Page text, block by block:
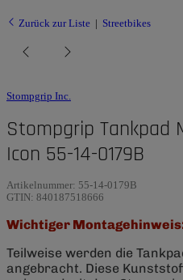
Zurück zur Liste Streetbikes
Stompgrip Inc.
Stompgrip Tankpad
Icon 55-14-0179B
Artikelnummer: 55-14-0179B
GTIN: 840187518666
Wichtiger
Teilweise werden die
angebracht. Diese